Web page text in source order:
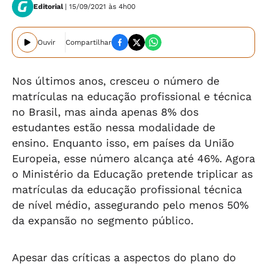
Editorial | 15/09/2021 às 4h00
Ouvir Compartilhar
Nos últimos anos, cresceu o número de
matrículas na educação profissional e técnica
no Brasil, mas ainda apenas 8% dos
estudantes estão nessa modalidade de
ensino. Enquanto isso, em países da União
Europeia, esse número alcança até 46%. Agora
o Ministério da Educação pretende triplicar as
matrículas da educação profissional técnica
de nível médio, assegurando pelo menos 50%
da expansão no segmento público.
Apesar das críticas a aspectos do plano do